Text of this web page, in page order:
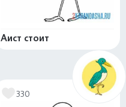
Аист стоит
330